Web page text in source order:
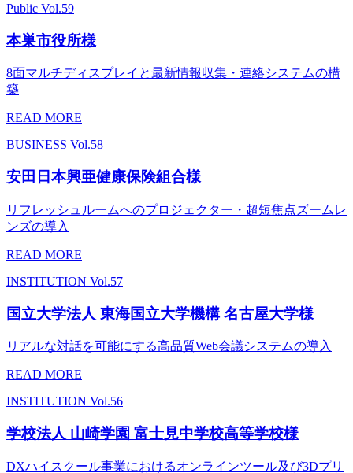
Public Vol.59
本巣市役所様
8面マルチディスプレイと最新情報収集・連絡システムの構
築
READ MORE
BUSINESS Vol.58
安田日本興亜健康保険組合様
リフレッシュルームへのプロジェクター・超短焦点ズームレ
ンズの導入
READ MORE
INSTITUTION Vol.57
国立大学法人 東海国立大学機構 名古屋大学様
リアルな対話を可能にする高品質Web会議システムの導入
READ MORE
INSTITUTION Vol.56
学校法人 山崎学園 富士見中学校高等学校様
DXハイスクール事業におけるオンラインツール及び3Dプリ